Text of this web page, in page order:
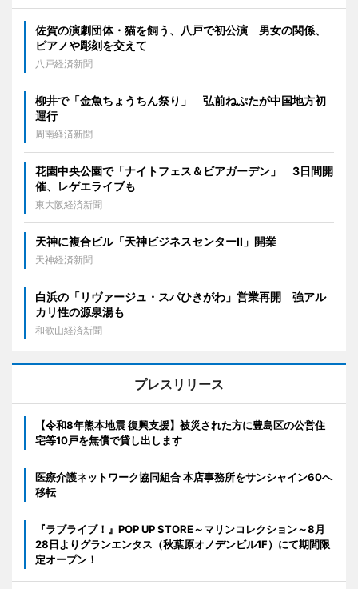
佐賀の演劇団体・猫を飼う、八戸で初公演 男女の関係、
ピアノや彫刻を交えて
八戸経済新聞
柳井で「金魚ちょうちん祭り」 弘前ねぷたが中国地方初
運行
周南経済新聞
花園中央公園で「ナイトフェス＆ビアガーデン」 3日間開
催、レゲエライブも
東大阪経済新聞
天神に複合ビル「天神ビジネスセンターII」開業
天神経済新聞
白浜の「リヴァージュ・スパひきがわ」営業再開 強アル
カリ性の源泉湯も
和歌山経済新聞
プレスリリース
【令和8年熊本地震 復興支援】被災された方に豊島区の公営住
宅等10戸を無償で貸し出します
医療介護ネットワーク協同組合 本店事務所をサンシャイン60へ
移転
『ラブライブ！』POP UP STORE～マリンコレクション～8月
28日よりグランエンタス（秋葉原オノデンビル1F）にて期間限
定オープン！